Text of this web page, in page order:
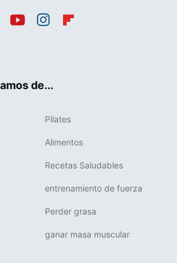
de...
Pilates
Alimentos
Recetas Saludables
entrenamiento de fuerza
Perder grasa
ganar masa muscular